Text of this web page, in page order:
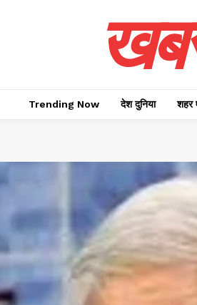
Trending Now देश दुनिया शहर